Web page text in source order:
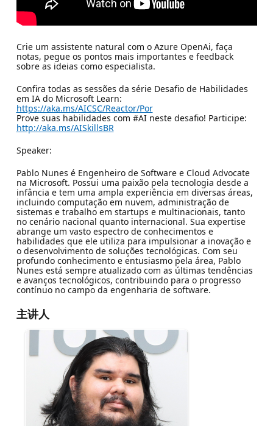
Crie um assistente natural com o Azure OpenAi, faça
notas, pegue os pontos mais importantes e feedback
sobre as ideias como especialista.
Confira todas as sessões da série Desafio de Habilidades
em IA do Microsoft Learn:
https://aka.ms/AICSC/Reactor/Por
Prove suas habilidades com #AI neste desafio! Participe:
http://aka.ms/AISkillsBR
Speaker:
Pablo Nunes é Engenheiro de Software e Cloud Advocate
na Microsoft. Possui uma paixão pela tecnologia desde a
infância e tem uma ampla experiência em diversas áreas,
incluindo computação em nuvem, administração de
sistemas e trabalho em startups e multinacionais, tanto
no cenário nacional quanto internacional. Sua expertise
abrange um vasto espectro de conhecimentos e
habilidades que ele utiliza para impulsionar a inovação e
o desenvolvimento de soluções tecnológicas. Com seu
profundo conhecimento e entusiasmo pela área, Pablo
Nunes está sempre atualizado com as últimas tendências
e avanços tecnológicos, contribuindo para o progresso
contínuo no campo da engenharia de software.
主讲人